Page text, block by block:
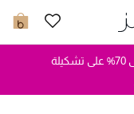
0
خصومات إضافية: خصم حتى 70% على تشكيلة